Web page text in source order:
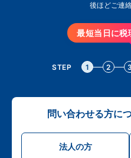
後ほどご連
最短当日に税
STEP 1 2 3
問い合わせる方に
法人の方